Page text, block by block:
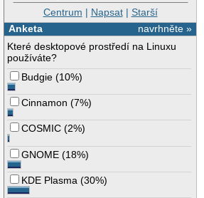
Centrum | Napsat| Starší
navrhněte »
Anketa
Které desktopové prostředí na Linuxu
používáte?
Budgie (10%)
Cinnamon (7%)
COSMIC (2%)
GNOME (18%)
KDE Plasma (30%)